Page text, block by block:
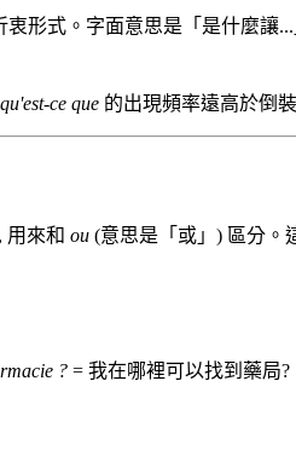
形式。字面意思是「是什麼讓
qu'est-ce que 的出現頻率遠高於倒
用來和 ou (意思是「或」) 區分。
? = 我在哪裡可以找到藥局?